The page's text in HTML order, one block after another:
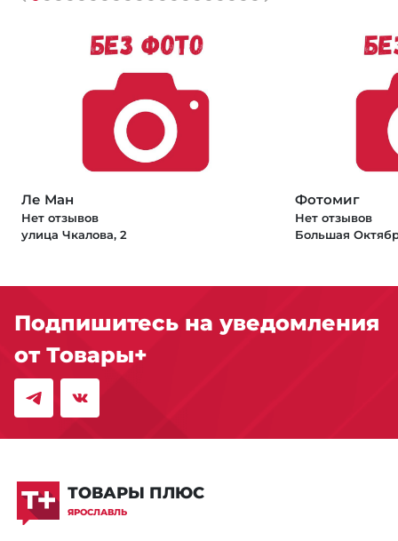
Ле Ман
Нет отзывов
улица Чкалова, 2
Фотомиг
Нет отзывов
Большая
Подпишитесь на уведомления
от Товары+
ТОВАРЫ ПЛЮС
ЯРОСЛАВЛЬ